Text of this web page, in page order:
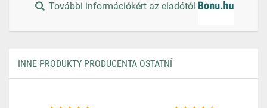
További információkért az eladótól
INNE PRODUKTY PRODUCENTA OSTATNÍ